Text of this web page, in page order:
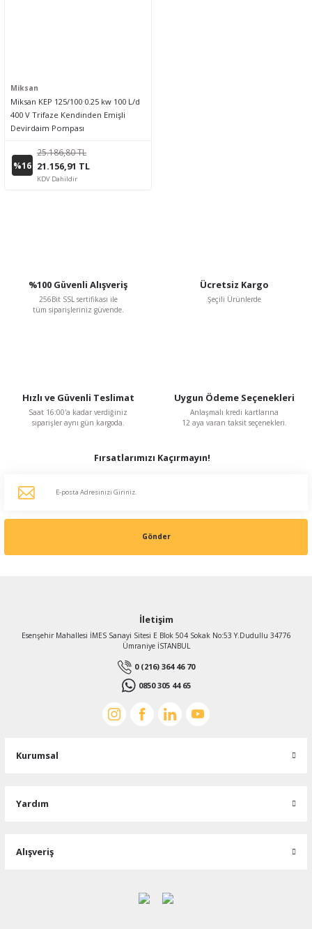
Miksan
Miksan KEP 125/100 0.25 kw 100 L/d
400 V Trifaze Kendinden Emişli
Devirdaim Pompası
%16
25.186,80 TL
21.156,91 TL
KDV Dahildir
%100 Güvenli Alışveriş
256Bit SSL sertifikası ile
tüm siparişleriniz güvende.
Ücretsiz Kargo
Şeçili Ürünlerde
Hızlı ve Güvenli Teslimat
Saat 16:00'a kadar verdiğiniz
siparişler aynı gün kargoda.
Uygun Ödeme Seçenekleri
Anlaşmalı kredi kartlarına
12 aya varan taksit seçenekleri.
Fırsatlarımızı Kaçırmayın!
Gönder
İletişim
Esenşehir Mahallesi İMES Sanayi Sitesi E Blok 504 Sokak No:53 Y.Dudullu 34776
Ümraniye İSTANBUL
0 (216) 364 46 70
0850 305 44 65
Kurumsal
Yardım
Alışveriş